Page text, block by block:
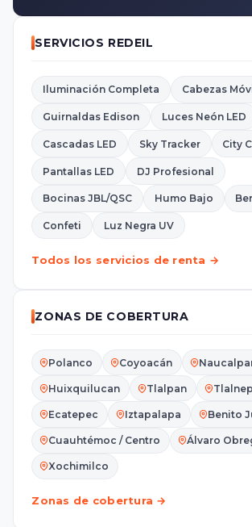
SERVICIOS REDEIL
Iluminación Completa Cabezas
Guirnaldas Edison Luces Neón LED
Cascadas LED Sky Tracker City
Pantallas LED DJ Profesional
Bocinas JBL/QSC Humo Bajo
Confeti Luz Negra UV
Todos los servicios de renta →
ZONAS DE COBERTURA
Polanco Coyoacán
Huixquilucan Tlalpan
Ecatepec Iztapalapa Benito
Cuauhtémoc / Centro Álvaro
Xochimilco
Zonas de cobertura →